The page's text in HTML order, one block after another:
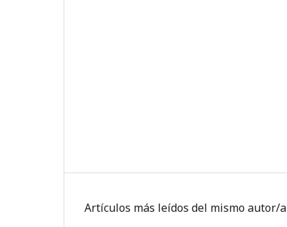
Artículos más leídos del mismo autor/a